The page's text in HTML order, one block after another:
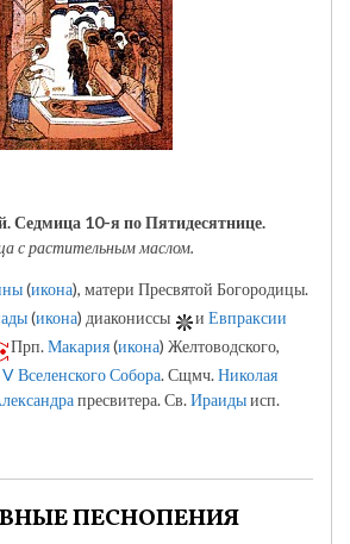
Седмица 10-я по Пятидесятнице.
с растительным маслом.
(икона), матери Пресвятой Богородицы.
(икона) диакониссы и Евпраксии
Прп.Макария(икона) Желтоводского,
V Вселенского Собора. Сщмч.Николая
пресвитера. Св.Ираидыисп.
ПЕСНОПЕНИЯ